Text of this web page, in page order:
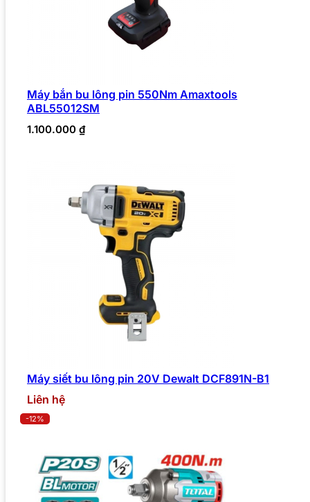
Máy bắn bu lông pin 550Nm Amaxtools
ABL55012SM
1.100.000 ₫
Máy siết bu lông pin 20V Dewalt DCF891N-B1
Liên hệ
-12%